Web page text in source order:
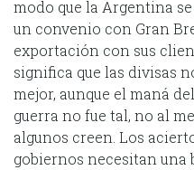
modo que la Argentina
un convenio con Gran
exportación con sus
significa que las divisas
mejor, aunque el maná
guerra no fue tal, no al
algunos creen. Los
gobiernos necesitan una